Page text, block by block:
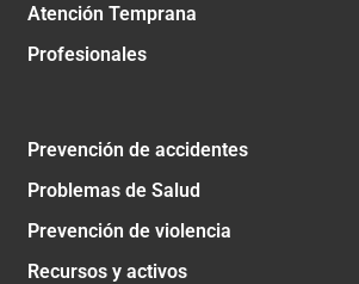
Atención Temprana
Profesionales
Prevención de accidentes
Problemas de Salud
Prevención de violencia
Recursos y activos